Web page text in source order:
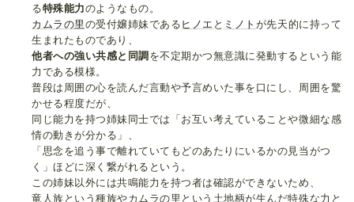
る特殊能力のようなもの。
カムラの里の受付嬢姉妹である ヒノエ と ミノト が先天的に持って
生まれたものであり、
他者への強い共感と同調 を不定期かつ無意識に発動するという能
力である模様。
普段は周囲の心を読んだ言動や予言めいた事を口にし、周囲を驚
かせる程度だが、
同じ能力を持つ姉妹同士では「お互い考えていることや微細な感
情の動きが分かる」、
「思念を追う事で離れていてもどのあたりにいるかの見当がつ
く」ほどに深く繋がれるという。
この姉妹以外には共鳴能力を持つ者は確認ができないため、
竜人族という種族やカムラの里という土地柄が生んだ特殊な力と